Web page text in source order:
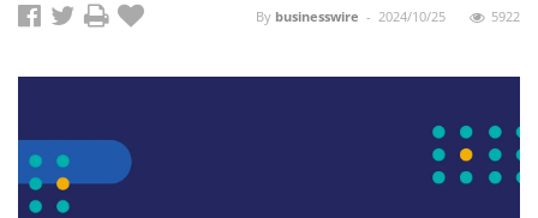
By businesswire - 2024/10/25 5922